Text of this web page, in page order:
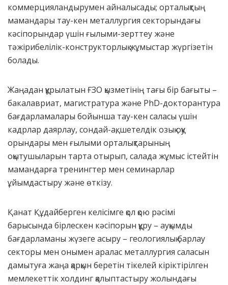
коммерцияландырумен айналысады; орталықтың
мамандары тау-кен металлургия секторындағы
кәсіпорындар үшін ғылыми-зерттеу және
тәжірибелілік-конструкторлық жұмыстар жүргізетін
болады.
Жаңадан құрылатын ҒЗО қызметінің тағы бір бағыты –
бакалавриат, магистратура және РhD-докторантура
бағдарламалары бойынша тау-кен саласы үшін
кадрлар даярлау, сондай-ақ, шетелдік озық оқу
орындары мен ғылыми орталықтарының
оқытушыларын тарта отырып, салада жұмыс істейтін
мамандарға тренингтер мен семинарлар
ұйымдастыру және өткізу.
Қанат Құдайберген келісімге қол қою рәсімі
барысында бірлескен кәсіпорын құру – ауқымды
бағдарламаны жүзеге асыру – геологиялық барлау
секторы мен онымен аралас металлургия саласын
дамытуға жаңа қарқын беретін тікелей кіріктірілген
мемлекеттік холдинг қалыптастыру жолындағы